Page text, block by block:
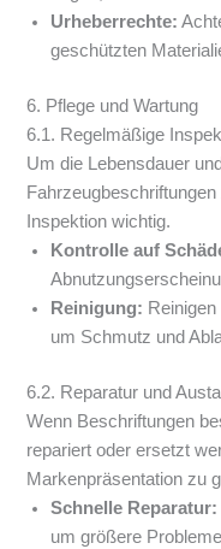
Urheberrechte:
geschützten
6. Pflege und Wartung
6.1. Regelmäßige
Um die Lebensdauer
Inspektion wichtig.
Kontrolle auf
Reinigung:
um Schmutz und
6.2. Reparatur und
Wenn Beschriftungen
repariert oder ersetzt
Markenpräsentation zu
Schnelle Reparatur:
um größere